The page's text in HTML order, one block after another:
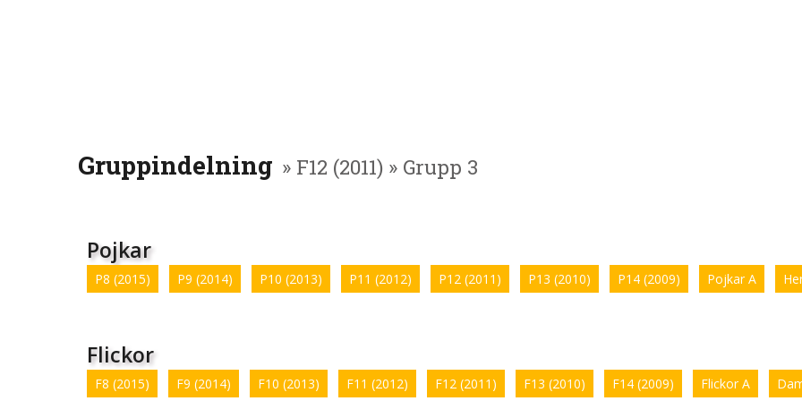
Gruppindelning » F12 (2011) » Grupp 3
Pojkar
P8 (2015) P9 (2014) P10 (2013) P11 (2012) P12 (2011) P13 (2010) P14 (2009) Pojkar A
Flickor
F8 (2015) F9 (2014) F10 (2013) F11 (2012) F12 (2011) F13 (2010) F14 (2009) Flickor A